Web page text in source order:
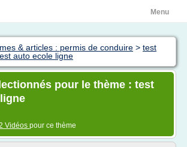
Menu
& articles : permis de conduire > test
auto ecole ligne
pour le thème : test
Vidéos pour ce thème